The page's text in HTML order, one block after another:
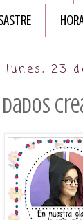
lunes, 23
Dados